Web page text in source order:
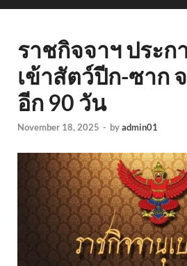
ราชกิจจาฯ ประก
เข้าสัตว์ปีก-ซาก
อีก 90 วัน
November 18, 2025 - byadmin01